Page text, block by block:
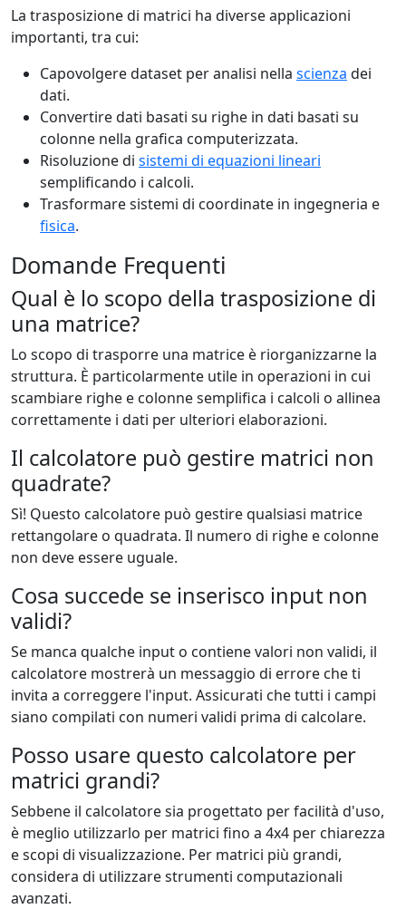
La trasposizione di matrici ha diverse applicazioni
importanti, tra cui:
Capovolgere dataset per analisi nella scienza dei
dati.
Convertire dati basati su righe in dati basati su
colonne nella grafica computerizzata.
Risoluzione di sistemi di equazioni lineari
semplificando i calcoli.
Trasformare sistemi di coordinate in ingegneria e
fisica.
Domande Frequenti
Qual è lo scopo della trasposizione di
una matrice?
Lo scopo di trasporre una matrice è riorganizzarne la
struttura. È particolarmente utile in operazioni in cui
scambiare righe e colonne semplifica i calcoli o allinea
correttamente i dati per ulteriori elaborazioni.
Il calcolatore può gestire matrici non
quadrate?
Sì! Questo calcolatore può gestire qualsiasi matrice
rettangolare o quadrata. Il numero di righe e colonne
non deve essere uguale.
Cosa succede se inserisco input non
validi?
Se manca qualche input o contiene valori non validi, il
calcolatore mostrerà un messaggio di errore che ti
invita a correggere l'input. Assicurati che tutti i campi
siano compilati con numeri validi prima di calcolare.
Posso usare questo calcolatore per
matrici grandi?
Sebbene il calcolatore sia progettato per facilità d'uso,
è meglio utilizzarlo per matrici fino a 4x4 per chiarezza
e scopi di visualizzazione. Per matrici più grandi,
considera di utilizzare strumenti computazionali
avanzati.